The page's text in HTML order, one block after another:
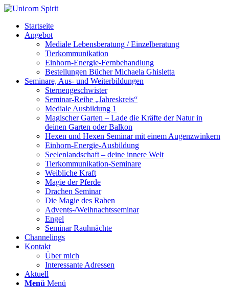
Startseite
Angebot
Mediale Lebensberatung / Einzelberatung
Tierkommunikation
Einhorn-Energie-Fernbehandlung
Bestellungen Bücher Michaela Ghisletta
Seminare, Aus- und Weiterbildungen
Sternengeschwister
Seminar-Reihe „Jahreskreis“
Mediale Ausbildung 1
Magischer Garten – Lade die Kräfte der Natur in
deinen Garten oder Balkon
Hexen und Hexen Seminar mit einem Augenzwinkern
Einhorn-Energie-Ausbildung
Seelenlandschaft – deine innere Welt
Tierkommunikation-Seminare
Weibliche Kraft
Magie der Pferde
Drachen Seminar
Die Magie des Raben
Advents-/Weihnachtsseminar
Engel
Seminar Rauhnächte
Channelings
Kontakt
Über mich
Interessante Adressen
Aktuell
Menü Menü